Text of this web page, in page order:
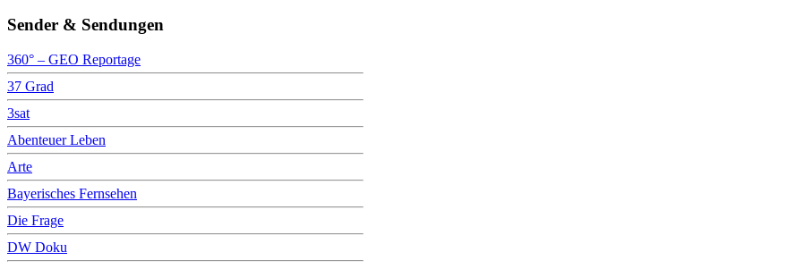
Sender & Sendungen
360° – GEO Reportage
37 Grad
3sat
Abenteuer Leben
Arte
Bayerisches Fernsehen
Die Frage
DW Doku